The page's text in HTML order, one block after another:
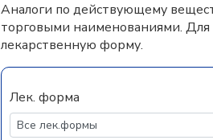
Аналоги по действующему
торговыми наименованиями.
лекарственную форму.
Лек. форма